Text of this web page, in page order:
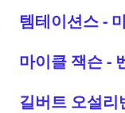
템테이션스 -
마이클 잭슨 -
길버트 오설